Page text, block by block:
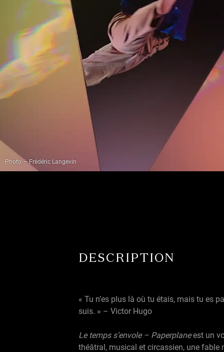
Photo — Frédéric Langevin
DESCRIPTION
« Tu n’es plus là où tu étais, mais tu es
suis. » – Victor Hugo
Le temps s’envole – Paperplaneest un
théâtral, musical et circassien, une fable